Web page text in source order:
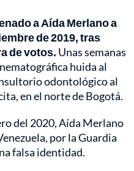
a Aída Merlano a
de 2019, tras
de votos. Unas semanas
huida al
odontológico al
en el norte de Bogotá.
del 2020, Aída Merlano
por la Guardia
falsa identidad.